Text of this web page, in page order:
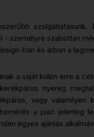
szolgáltatásunk.
személyre szabottan
ban és árban a
a saját külön erre a
nyereg
vagy valamilyen
a piac jelenleg
egyes ajánlás